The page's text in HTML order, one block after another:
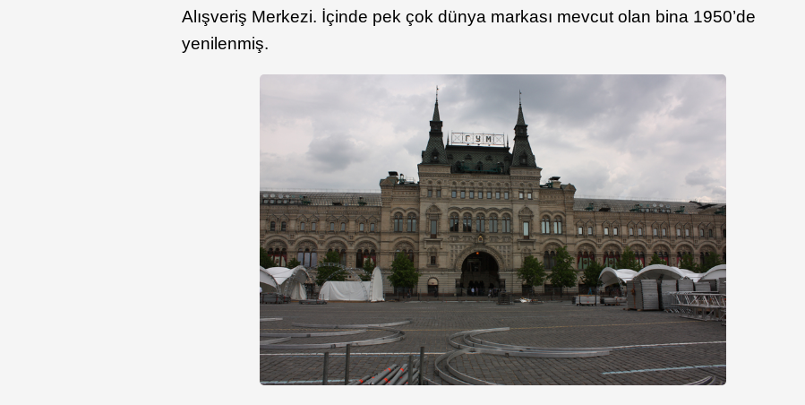
Alışveriş Merkezi. İçinde pek çok dünya markası mevcut olan bina 1950’de
yenilenmiş.